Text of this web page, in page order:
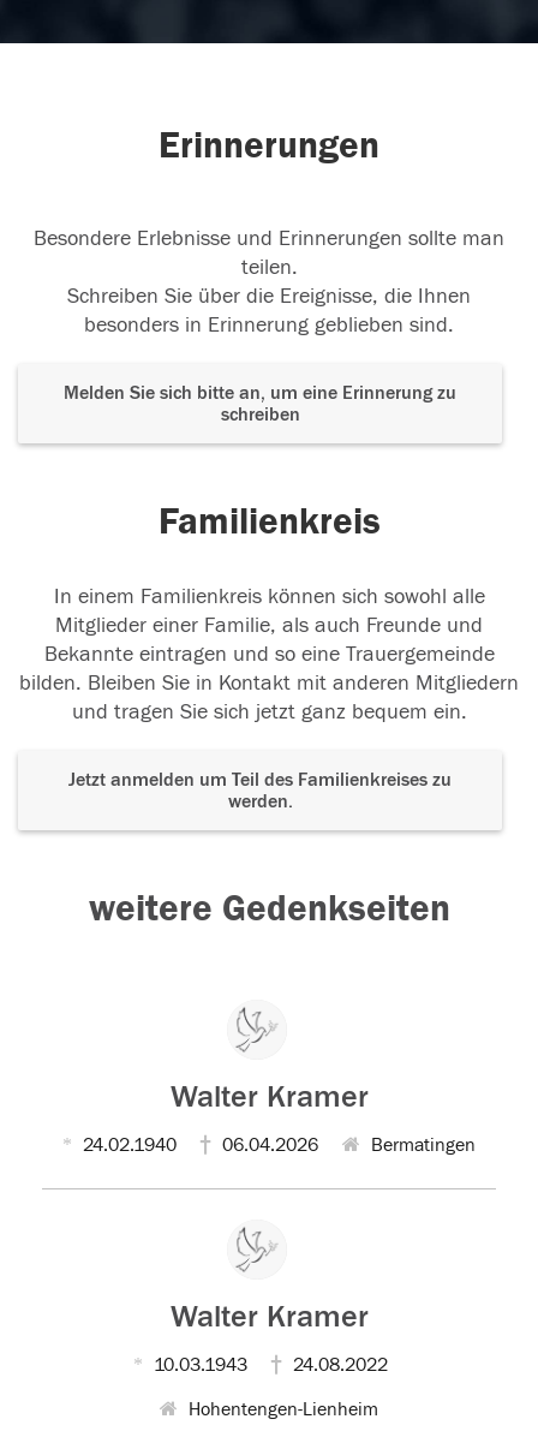
Erinnerungen
Besondere Erlebnisse und Erinnerungen sollte man
teilen.
Schreiben Sie über die Ereignisse, die Ihnen
besonders in Erinnerung geblieben sind.
Melden Sie sich bitte an, um eine Erinnerung zu
schreiben
Familienkreis
In einem Familienkreis können sich sowohl alle
Mitglieder einer Familie, als auch Freunde und
Bekannte eintragen und so eine Trauergemeinde
bilden. Bleiben Sie in Kontakt mit anderen Mitgliedern
und tragen Sie sich jetzt ganz bequem ein.
Jetzt anmelden um Teil des Familienkreises zu
werden.
weitere Gedenkseiten
Walter Kramer
24.02.1940 06.04.2026 Bermatingen
Walter Kramer
10.03.1943 24.08.2022
Hohentengen-Lienheim